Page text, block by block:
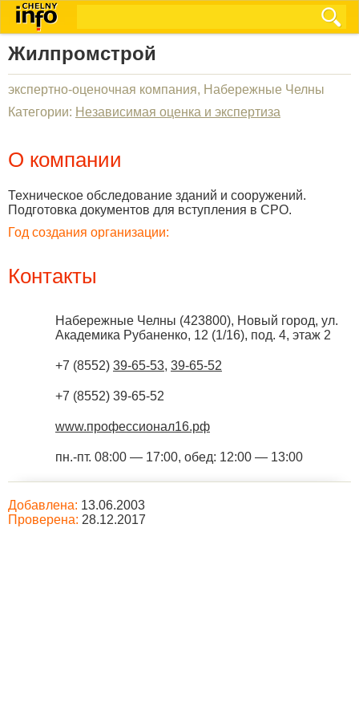
Жилпромстрой
экспертно-оценочная компания, Набережные Челны
Категории: Независимая оценка и экспертиза
О компании
Техническое обследование зданий и сооружений.
Подготовка документов для вступления в СРО.
Год создания организации:
Контакты
Набережные Челны (423800), Новый город, ул.
Академика Рубаненко, 12 (1/16), под. 4, этаж 2
+7 (8552) 39-65-53, 39-65-52
+7 (8552) 39-65-52
www.профессионал16.рф
пн.-пт. 08:00 — 17:00, обед: 12:00 — 13:00
Добавлена: 13.06.2003
Проверена: 28.12.2017